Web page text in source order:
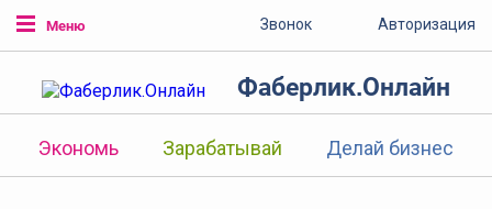
Меню Звонок Авторизация
Фаберлик.Онлайн
Экономь Зарабатывай Делай бизнес